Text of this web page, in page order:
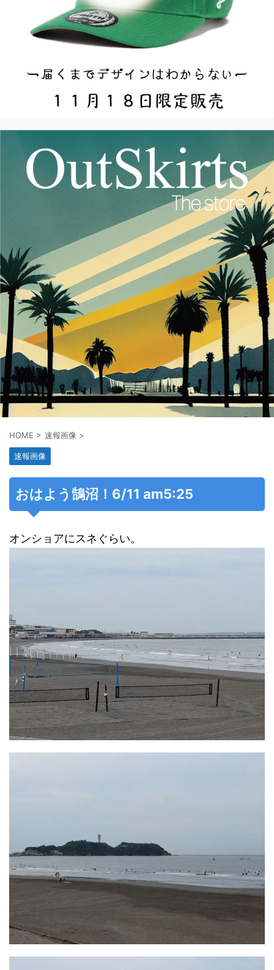
HOME > 速報画像 >
速報画像
おはよう鵠沼！6/11 am5:25
オンショアにスネぐらい。